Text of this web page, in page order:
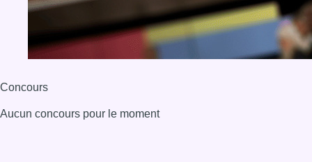
Concours
Aucun concours pour le moment